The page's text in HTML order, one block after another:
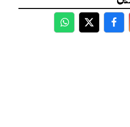
WhatsApp
Twitter